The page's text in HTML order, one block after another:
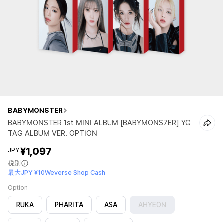
BABYMONSTER
BABYMONSTER 1st MINI ALBUM [BABYMONS7ER] YG
TAG ALBUM VER. OPTION
JPY¥1,097
税別
最大JPY ¥10Weverse Shop Cash
Option
RUKA PHARITA ASA AHYEON